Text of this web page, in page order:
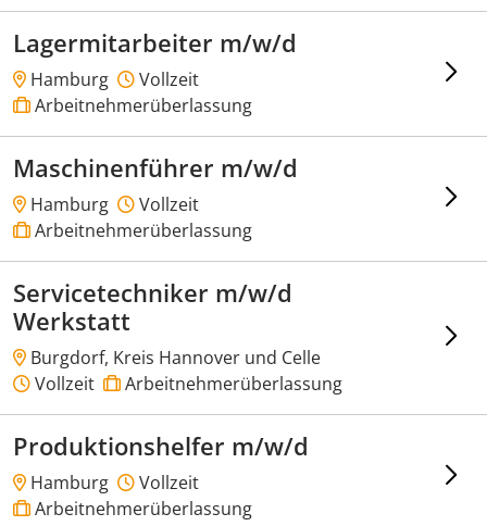
Lagermitarbeiter m/w/d
Hamburg
Vollzeit
Arbeitnehmerüberlassung
Maschinenführer m/w/d
Hamburg
Vollzeit
Arbeitnehmerüberlassung
Servicetechniker m/w/d
Werkstatt
Burgdorf, Kreis Hannover und Celle
Vollzeit
Arbeitnehmerüberlassung
Produktionshelfer m/w/d
Hamburg
Vollzeit
Arbeitnehmerüberlassung